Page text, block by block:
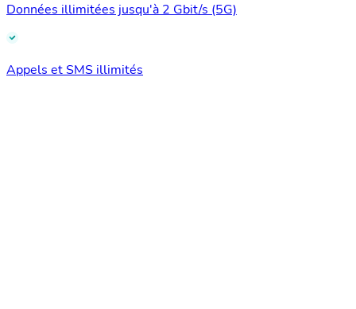
Données illimitées jusqu'à 2 Gbit/s (5G)
Appels et SMS illimités